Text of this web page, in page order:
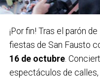
En la categoría senior
premios:1.500 euros
¡Por fin! Tras el parón
fiestas de San Fausto
16 de octubre.
espectáculos de